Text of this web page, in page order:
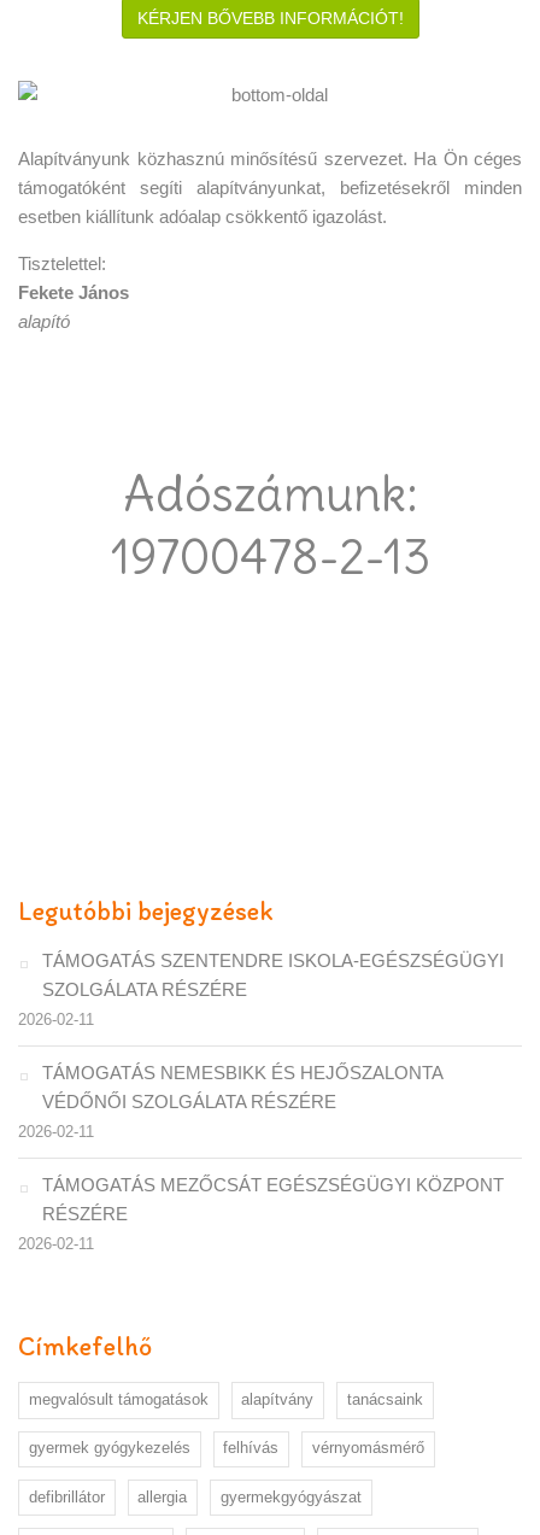
KÉRJEN BŐVEBB INFORMÁCIÓT!
Alapítványunk közhasznú minősítésű szervezet. Ha Ön céges
támogatóként segíti alapítványunkat, befizetésekről minden
esetben kiállítunk adóalap csökkentő igazolást.
Tisztelettel:
Fekete János
alapító
Adószámunk:
19700478-2-13
Legutóbbi bejegyzések
TÁMOGATÁS SZENTENDRE ISKOLA-EGÉSZSÉGÜGYI
SZOLGÁLATA RÉSZÉRE
2026-02-11
TÁMOGATÁS NEMESBIKK ÉS HEJŐSZALONTA
VÉDŐNŐI SZOLGÁLATA RÉSZÉRE
2026-02-11
TÁMOGATÁS MEZŐCSÁT EGÉSZSÉGÜGYI KÖZPONT
RÉSZÉRE
2026-02-11
Címkefelhő
megvalósult támogatások alapítvány tanácsaink
gyermek gyógykezelés felhívás vérnyomásmérő
defibrillátor allergia gyermekgyógyászat